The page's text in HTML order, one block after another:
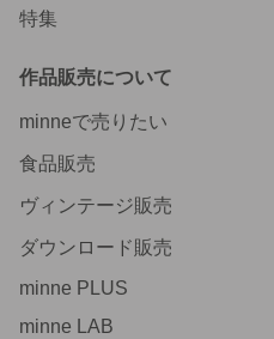
特集
作品販売について
minneで売りたい
食品販売
ヴィンテージ販売
ダウンロード販売
minne PLUS
minne LAB